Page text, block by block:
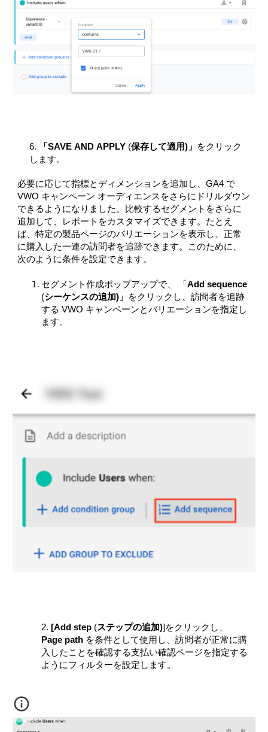
6. 「SAVE AND APPLY (保存して適用)」 をクリック
します。
必要に応じて指標とディメンションを追加し、GA4 で
VWO キャンペーン オーディエンスをさらにドリルダウン
できるようになりました。比較するセグメントをさらに
追加して、レポートをカスタマイズできます。 たとえ
ば、特定の製品ページのバリエーションを表示し、正常
に購入した一連の訪問者を追跡できます。このために、
次のように条件を設定できます。
セグメント作成ポップアップで、 「Add sequence
(シーケンスの追加)」 をクリックし、訪問者を追跡
する VWO キャンペーンとバリエーションを指定し
ます。
2.[Add step (ステップの追加)]をクリックし、
Page path を条件として使用し、訪問者が正常に購
入したことを確認する支払い確認ページを指定する
ようにフィルターを設定します。